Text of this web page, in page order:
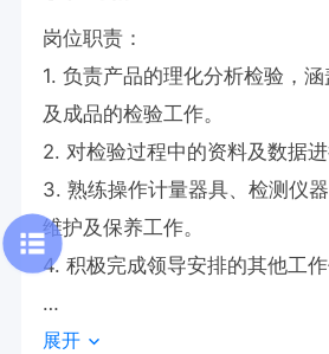
岗位职责：
1. 负责产品的理化分析检验，
及成品的检验工作。
2. 对检验过程中的资料及数据进
3. 熟练操作计量器具、检测仪器
维护及保养工作。
4. 积极完成领导安排的其他工作
任职要求：
展开